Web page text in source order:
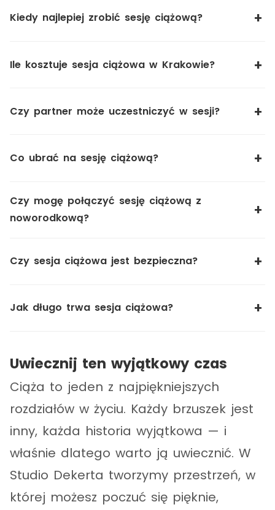
Kiedy najlepiej zrobić sesję ciążową?
Ile kosztuje sesja ciążowa w Krakowie?
Czy partner może uczestniczyć w sesji?
Co ubrać na sesję ciążową?
Czy mogę połączyć sesję ciążową z
noworodkową?
Czy sesja ciążowa jest bezpieczna?
Jak długo trwa sesja ciążowa?
Uwiecznij ten wyjątkowy czas
Ciąża to jeden z najpiękniejszych
rozdziałów w życiu. Każdy brzuszek jest
inny, każda historia wyjątkowa — i
właśnie dlatego warto ją uwiecznić. W
Studio Dekerta tworzymy przestrzeń, w
której możesz poczuć się pięknie,